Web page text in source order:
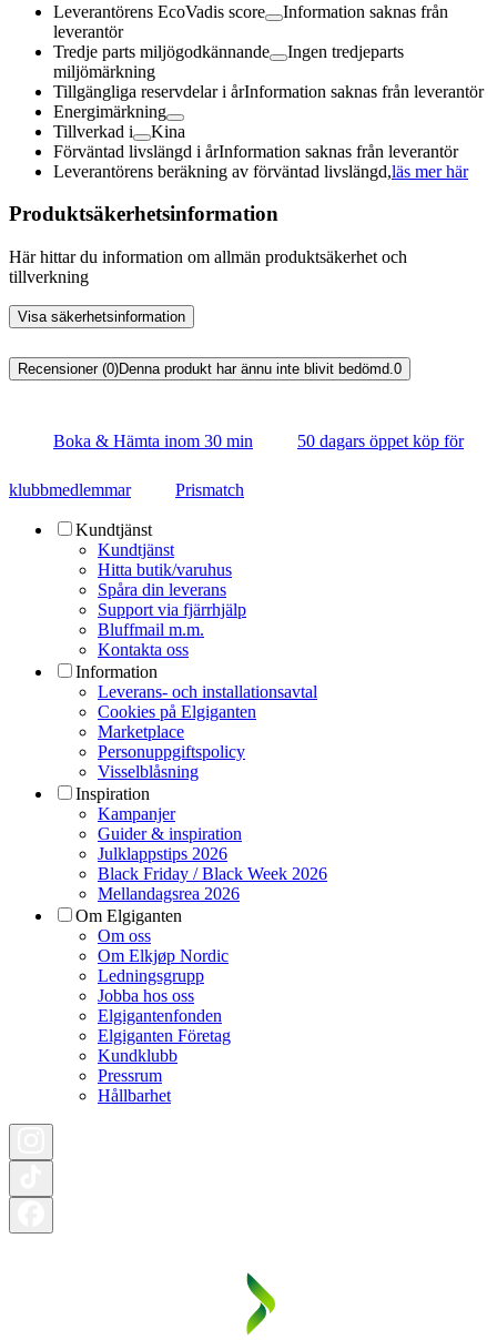
Leverantörens EcoVadis score
Information saknas från
leverantör
Tredje parts miljögodkännande
Ingen tredjeparts
miljömärkning
Tillgängliga reservdelar i årInformation saknas från leverantör
Energimärkning
Tillverkad i
Kina
Förväntad livslängd i årInformation saknas från leverantör
Leverantörens beräkning av förväntad livslängd,läs mer här
Produktsäkerhetsinformation
Här hittar du information om allmän produktsäkerhet och
tillverkning
Visa säkerhetsinformation
Recensioner (0)Denna produkt har ännu inte blivit bedömd.0
Boka & Hämta inom 30 min 50 dagars öppet köp för
klubbmedlemmar Prismatch
Kundtjänst
Kundtjänst
Hitta butik/varuhus
Spåra din leverans
Support via fjärrhjälp
Bluffmail m.m.
Kontakta oss
Information
Leverans- och installationsavtal
Cookies på Elgiganten
Marketplace
Personuppgiftspolicy
Visselblåsning
Inspiration
Kampanjer
Guider & inspiration
Julklappstips 2026
Black Friday / Black Week 2026
Mellandagsrea 2026
Om Elgiganten
Om oss
Om Elkjøp Nordic
Ledningsgrupp
Jobba hos oss
Elgigantenfonden
Elgiganten Företag
Kundklubb
Pressrum
Hållbarhet